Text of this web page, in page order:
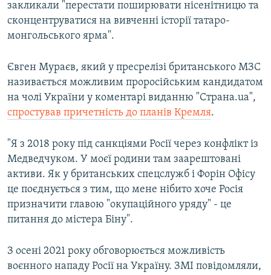
закликали "перестати поширювати нісенітницю та
сконцентруватися на вивченні історії татаро-
монгольського ярма".
Євген Мураєв, який у пресрелізі британського МЗС
називається можливим проросійським кандидатом
на чолі України у коментарі виданню "Страна.ua",
спростував причетність до планів Кремля.
"Я з 2018 року під санкціями Росії через конфлікт із
Медведчуком. У моєї родини там заарештовані
активи. Як у британських спецслужб і Форін Офісу
це поєднується з тим, що мене нібито хоче Росія
призначити главою "окупаційного уряду" - це
питання до містера Біну".
З осені 2021 року обговорюється можливість
воєнного нападу Росії на Україну. ЗМІ повідомляли,